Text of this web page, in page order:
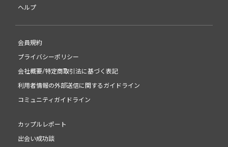
ヘルプ
会員規約
プライバシーポリシー
会社概要/特定商取引法に基づく表記
利用者情報の外部送信に関するガイドライン
コミュニティガイドライン
カップルレポート
出会い成功談